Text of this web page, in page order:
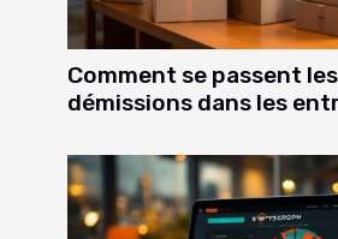
Comment se passent les
démissions dans les